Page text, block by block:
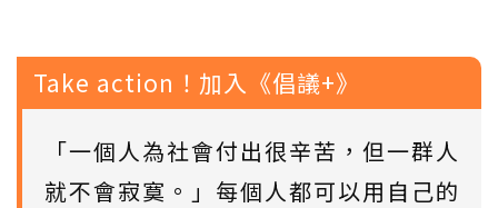
Take action！加入《倡議+》
「一個人為社會付出很辛苦，但一群人
就不會寂寞。」每個人都可以用自己的